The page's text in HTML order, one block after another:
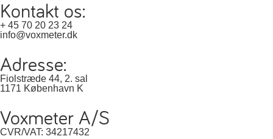
Kontakt os:
+ 45 70 20 23 24
info@voxmeter.dk
Adresse:
Fiolstræde 44, 2. sal
1171 København K
Voxmeter A/S
CVR/VAT: 34217432